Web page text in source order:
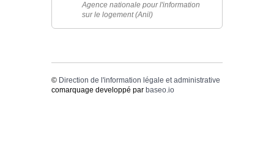
Agence nationale pour l'information
sur le logement (Anil)
© Direction de l'information légale et administrative
comarquage developpé par baseo.io